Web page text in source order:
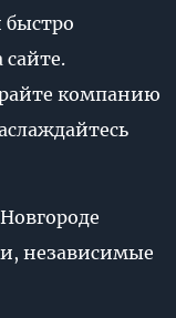
быстро
компанию
независимые